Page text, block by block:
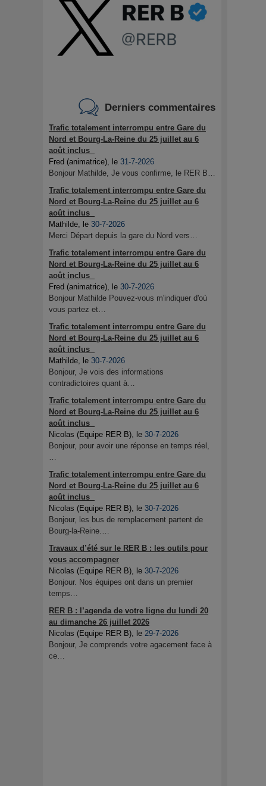
Derniers commentaires
Trafic totalement interrompu entre Gare du
Nord et Bourg-La-Reine du 25 juillet au 6
août inclus
Fred (animatrice), le 31-7-2026
Bonjour Mathilde, Je vous confirme, le RER B…
Trafic totalement interrompu entre Gare du
Nord et Bourg-La-Reine du 25 juillet au 6
août inclus
Mathilde, le 30-7-2026
Merci Départ depuis la gare du Nord vers…
Trafic totalement interrompu entre Gare du
Nord et Bourg-La-Reine du 25 juillet au 6
août inclus
Fred (animatrice), le 30-7-2026
Bonjour Mathilde Pouvez-vous m'indiquer d'où
vous partez et…
Trafic totalement interrompu entre Gare du
Nord et Bourg-La-Reine du 25 juillet au 6
août inclus
Mathilde, le 30-7-2026
Bonjour, Je vois des informations
contradictoires quant à…
Trafic totalement interrompu entre Gare du
Nord et Bourg-La-Reine du 25 juillet au 6
août inclus
Nicolas (Equipe RER B), le 30-7-2026
Bonjour, pour avoir une réponse en temps réel,
…
Trafic totalement interrompu entre Gare du
Nord et Bourg-La-Reine du 25 juillet au 6
août inclus
Nicolas (Equipe RER B), le 30-7-2026
Bonjour, les bus de remplacement partent de
Bourg-la-Reine.…
Travaux d’été sur le RER B : les outils pour
vous accompagner
Nicolas (Equipe RER B), le 30-7-2026
Bonjour. Nos équipes ont dans un premier
temps…
RER B : l’agenda de votre ligne du lundi 20
au dimanche 26 juillet 2026
Nicolas (Equipe RER B), le 29-7-2026
Bonjour, Je comprends votre agacement face à
ce…